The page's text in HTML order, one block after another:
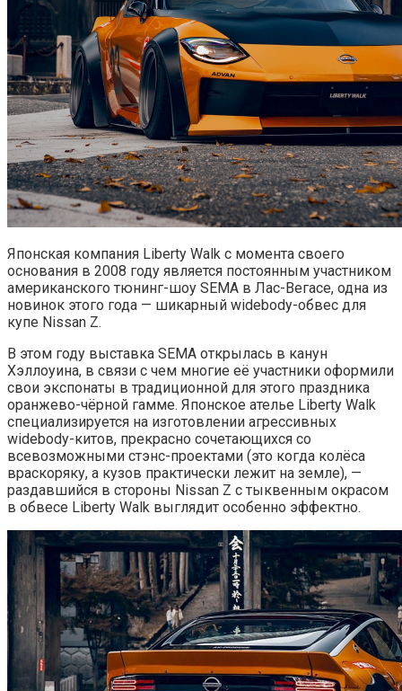
Японская компания Liberty Walk с момента своего
основания в 2008 году является постоянным участником
американского тюнинг-шоу SEMA в Лас-Вегасе, одна из
новинок этого года — шикарный widebody-обвес для
купе Nissan Z.
В этом году выставка SEMA открылась в канун
Хэллоуина, в связи с чем многие её участники оформили
свои экспонаты в традиционной для этого праздника
оранжево-чёрной гамме. Японское ателье Liberty Walk
специализируется на изготовлении агрессивных
widebody-китов, прекрасно сочетающихся со
всевозможными стэнс-проектами (это когда колёса
враскоряку, а кузов практически лежит на земле), —
раздавшийся в стороны Nissan Z с тыквенным окрасом
в обвесе Liberty Walk выглядит особенно эффектно.